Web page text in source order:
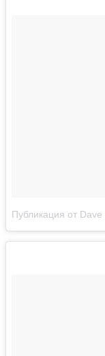
Публикация от